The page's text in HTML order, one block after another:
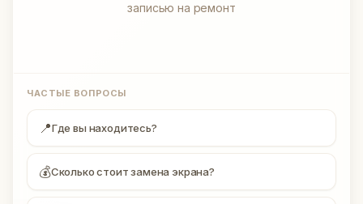
записью на ремонт
ЧАСТЫЕ ВОПРОСЫ
📍Где вы находитесь?
💰Сколько стоит замена экрана?